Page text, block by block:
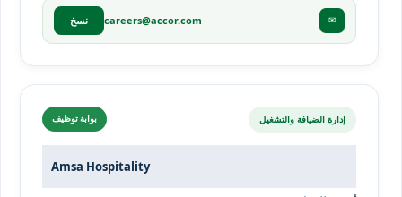
✉
careers@accor.com نسخ
إدارة الضيافة والتشغيل بوابة توظيف
Amsa Hospitality